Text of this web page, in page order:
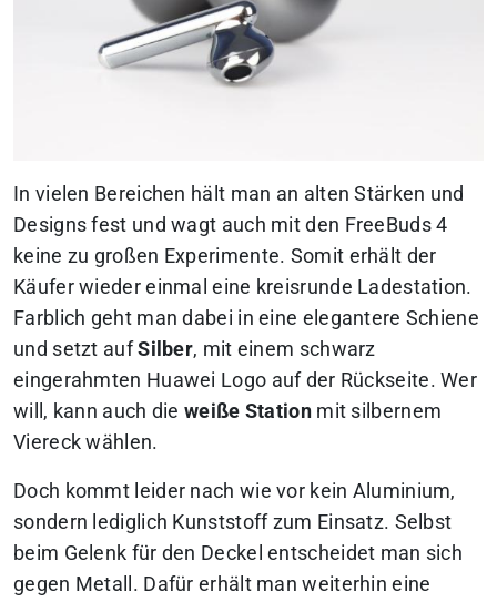
In vielen Bereichen hält man an alten Stärken und
Designs fest und wagt auch mit den FreeBuds 4
keine zu großen Experimente. Somit erhält der
Käufer wieder einmal eine kreisrunde Ladestation.
Farblich geht man dabei in eine elegantere Schiene
und setzt aufSilber, mit einem schwarz
eingerahmten Huawei Logo auf der Rückseite. Wer
will, kann auch dieweiße Stationmit silbernem
Viereck wählen.
Doch kommt leider nach wie vor kein Aluminium,
sondern lediglich Kunststoff zum Einsatz. Selbst
beim Gelenk für den Deckel entscheidet man sich
gegen Metall. Dafür erhält man weiterhin eine